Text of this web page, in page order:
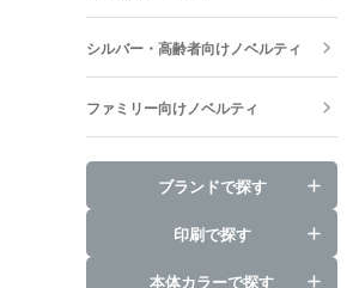
シルバー・高齢者向けノベルティ
ファミリー向けノベルティ
ブランドで探す
印刷で探す
本体カラーで探す